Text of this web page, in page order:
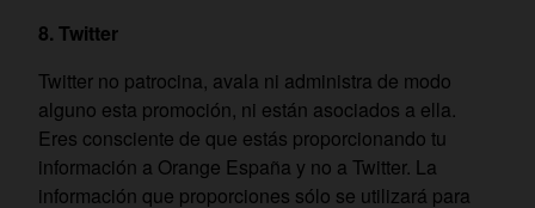
8. Twitter
Twitter no patrocina, avala ni administra de modo
alguno esta promoción, ni están asociados a ella.
Eres consciente de que estás proporcionando tu
información a Orange España y no a Twitter. La
información que proporciones sólo se utilizará para